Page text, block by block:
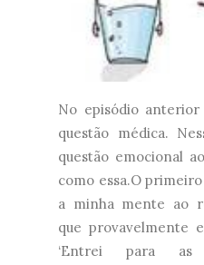
No episódio
questão médica.
questão emocional
como essa.O
a minha mente ao
que provavelmente
‘Entrei para as